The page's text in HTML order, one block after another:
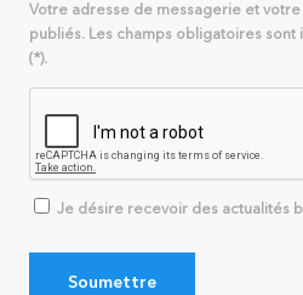
Votre adresse de messagerie et
publiés. Les champs obligatoires sont
(*).
Je désire recevoir des actualités